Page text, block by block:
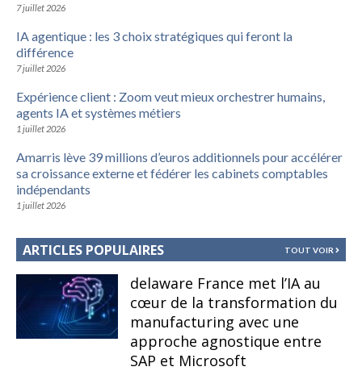
7 juillet 2026
IA agentique : les 3 choix stratégiques qui feront la
différence
7 juillet 2026
Expérience client : Zoom veut mieux orchestrer humains,
agents IA et systèmes métiers
1 juillet 2026
Amarris lève 39 millions d’euros additionnels pour accélérer
sa croissance externe et fédérer les cabinets comptables
indépendants
1 juillet 2026
ARTICLES POPULAIRES TOUT VOIR
delaware France met l’IA au
cœur de la transformation du
manufacturing avec une
approche agnostique entre
SAP et Microsoft